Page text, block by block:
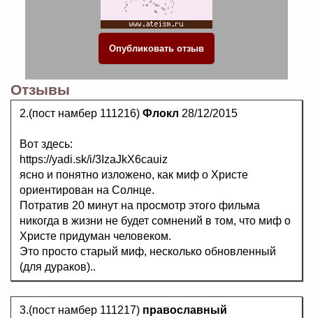
Отзывы
2.(пост намбер 111216) Флокл 28/12/2015
Вот здесь:
https://yadi.sk/i/3IzaJkX6cauiz
ясно и понятно изложено, как миф о Христе
ориентирован на Солнце.
Потратив 20 минут на просмотр этого фильма
никогда в жизни не будет сомнений в том, что миф о
Христе придуман человеком.
Это просто старый миф, несколько обновленный
(для дураков)..
3.(пост намбер 111217) православный